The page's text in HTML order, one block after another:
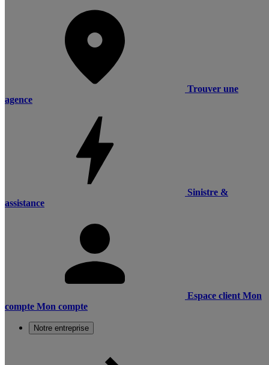
Trouver une
agence
Sinistre &
assistance
Espace client Mon
compte Mon compte
Notre entreprise